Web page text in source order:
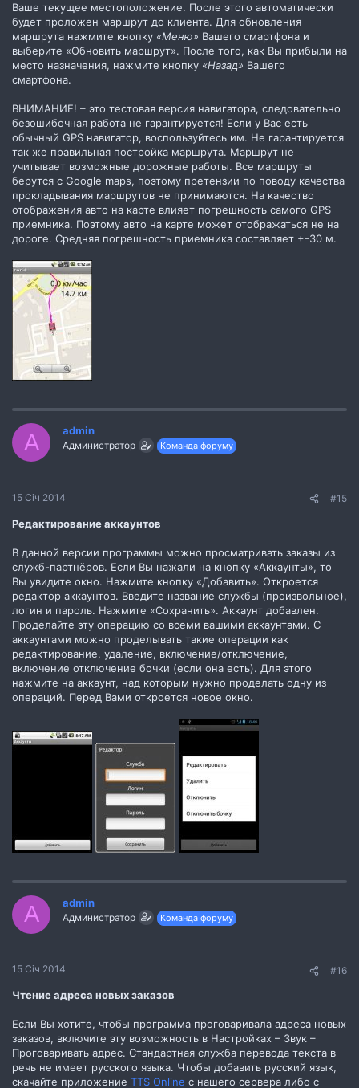
Ваше текущее местоположение. После этого автоматически
будет проложен маршрут до клиента. Для обновления
маршрута нажмите кнопку «Меню» Вашего смартфона и
выберите «Обновить маршрут». После того, как Вы прибыли на
место назначения, нажмите кнопку «Назад» Вашего
смартфона.
ВНИМАНИЕ! – это тестовая версия навигатора, следовательно
безошибочная работа не гарантируется! Если у Вас есть
обычный GPS навигатор, воспользуйтесь им. Не гарантируется
так же правильная постройка маршрута. Маршрут не
учитывает возможные дорожные работы. Все маршруты
берутся с Google maps, поэтому претензии по поводу качества
прокладывания маршрутов не принимаются. На качество
отображения авто на карте влияет погрешность самого GPS
приемника. Поэтому авто на карте может отображаться не на
дороге. Средняя погрешность приемника составляет +-30 м.
A admin
Администратор Команда форуму
15 Січ 2014 #15
Редактирование аккаунтов
В данной версии программы можно просматривать заказы из
служб-партнёров. Если Вы нажали на кнопку «Аккаунты», то
Вы увидите окно. Нажмите кнопку «Добавить». Откроется
редактор аккаунтов. Введите название службы (произвольное),
логин и пароль. Нажмите «Сохранить». Аккаунт добавлен.
Проделайте эту операцию со всеми вашими аккаунтами. С
аккаунтами можно проделывать такие операции как
редактирование, удаление, включение/отключение,
включение отключение бочки (если она есть). Для этого
нажмите на аккаунт, над которым нужно проделать одну из
операций. Перед Вами откроется новое окно.
A admin
Администратор Команда форуму
15 Січ 2014 #16
Чтение адреса новых заказов
Если Вы хотите, чтобы программа проговаривала адреса новых
заказов, включите эту возможность в Настройках – Звук –
Проговаривать адрес. Стандартная служба перевода текста в
речь не имеет русского языка. Чтобы добавить русский язык,
скачайте приложение TTS Online с нашего сервера либо с